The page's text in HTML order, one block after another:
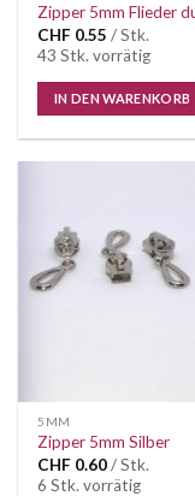
Zipper 5mm Flieder
CHF 0.55 / Stk.
43 Stk. vorrätig
IN DEN WARENKORB
5MM
Zipper 5mm Silber
CHF 0.60/ Stk.
6 Stk. vorrätig